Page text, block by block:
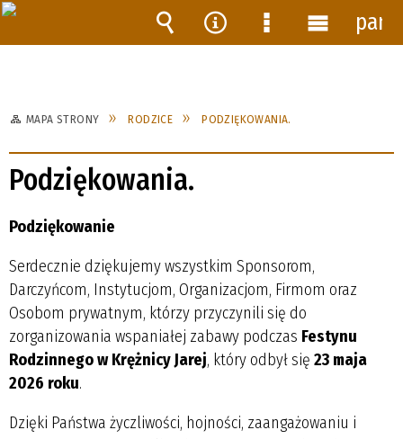
MAPA STRONY RODZICE PODZIĘKOWANIA.
Podziękowania.
Podziękowanie
Serdecznie dziękujemy wszystkim Sponsorom,
Darczyńcom, Instytucjom, Organizacjom, Firmom oraz
Osobom prywatnym, którzy przyczynili się do
zorganizowania wspaniałej zabawy podczas Festynu
Rodzinnego w Krężnicy Jarej, który odbył się 23 maja
2026 roku.
Dzięki Państwa życzliwości, hojności, zaangażowaniu i
Wyszukiwarka
Narzędzia
MenuMenu